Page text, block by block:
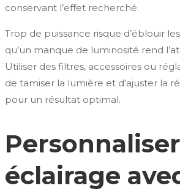
conservant l’effet recherché.
Trop de puissance risque d’éblouir
qu’un manque de luminosité rend
Utiliser des filtres, accessoires ou
de tamiser la lumière et d’ajuster la
pour un résultat optimal.
éclairage